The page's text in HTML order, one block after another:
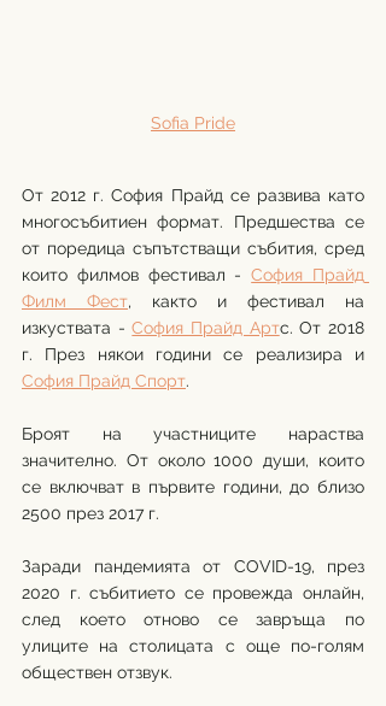
Sofia Pride
От 2012 г. София Прайд се развива като
многосъбитиен формат. Предшества се
от поредица съпътстващи събития, сред
които филмов фестивал - София Прайд
Филм Фест, както и фестивал на
изкуствата - София Прайд Артс. От 2018
София Прайд Спорт.
Броят на участниците нараства
значително. От около 1000 души, които
се включват в първите години, до близо
2500 през 2017 г.
Заради пандемията от COVID-19, през
2020 г. събитието се провежда онлайн,
след което отново се завръща по
улиците на столицата с още по-голям
обществен отзвук.